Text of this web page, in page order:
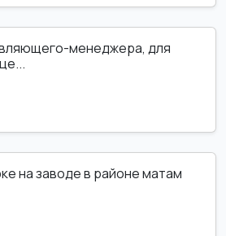
менеджера, для
на заводе в районе матам